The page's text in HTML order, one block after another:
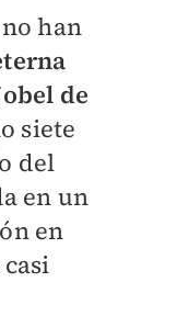
han
de
siete
del
en un
en